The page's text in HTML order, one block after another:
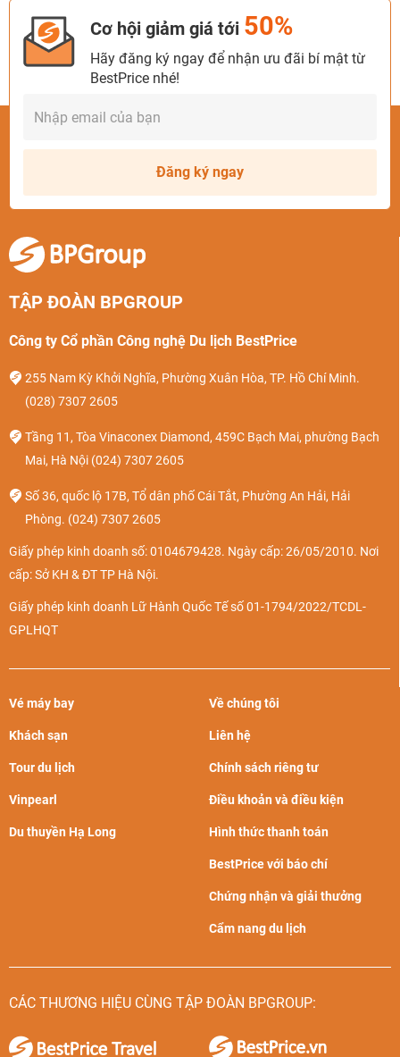
Cơ hội giảm giá tới 50%
Hãy đăng ký ngay để nhận ưu đãi bí mật từ
BestPrice nhé!
Đăng ký ngay
TẬP ĐOÀN BPGROUP
Công ty Cổ phần Công nghệ Du lịch BestPrice
255 Nam Kỳ Khởi Nghĩa, Phường Xuân Hòa, TP. Hồ Chí Minh.
(028) 7307 2605
Tầng 11, Tòa Vinaconex Diamond, 459C Bạch Mai, phường Bạch
Mai, Hà Nội (024) 7307 2605
Số 36, quốc lộ 17B, Tổ dân phố Cái Tắt, Phường An Hải, Hải
Phòng. (024) 7307 2605
Giấy phép kinh doanh số: 0104679428. Ngày cấp: 26/05/2010. Nơi
cấp: Sở KH & ĐT TP Hà Nội.
Giấy phép kinh doanh Lữ Hành Quốc Tế số 01-1794/2022/TCDL-
GPLHQT
Vé máy bay
Khách sạn
Tour du lịch
Vinpearl
Du thuyền Hạ Long
Về chúng tôi
Liên hệ
Chính sách riêng tư
Điều khoản và điều kiện
Hình thức thanh toán
BestPrice với báo chí
Chứng nhận và giải thưởng
Cẩm nang du lịch
CÁC THƯƠNG HIỆU CÙNG TẬP ĐOÀN BPGROUP: